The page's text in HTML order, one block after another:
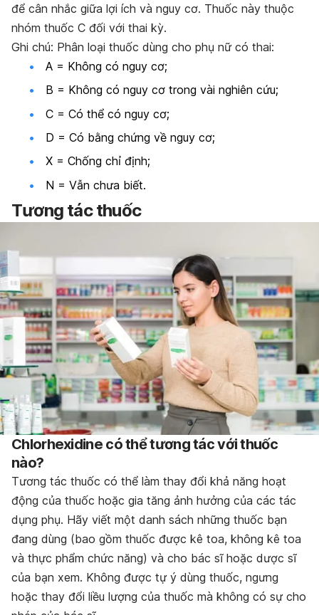
để cân nhắc giữa lợi ích và nguy cơ. Thuốc này thuộc
nhóm thuốc C đối với thai kỳ.
Ghi chú: Phân loại thuốc dùng cho phụ nữ có thai:
A = Không có nguy cơ;
B = Không có nguy cơ trong vài nghiên cứu;
C = Có thể có nguy cơ;
D = Có bằng chứng về nguy cơ;
X = Chống chỉ định;
N = Vẫn chưa biết.
Tương tác thuốc
Chlorhexidine có thể tương tác với thuốc
nào?
Tương tác thuốc có thể làm thay đổi khả năng hoạt
động của thuốc hoặc gia tăng ảnh hưởng của các tác
dụng phụ. Hãy viết một danh sách những thuốc bạn
đang dùng (bao gồm thuốc được kê toa, không kê toa
và thực phẩm chức năng) và cho bác sĩ hoặc dược sĩ
của bạn xem. Không được tự ý dùng thuốc, ngưng
hoặc thay đổi liều lượng của thuốc mà không có sự cho